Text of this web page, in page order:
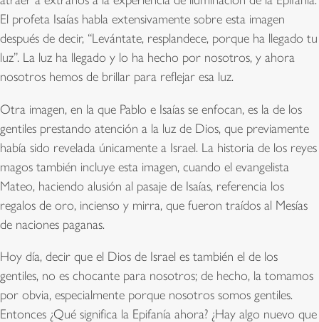
El profeta Isaías habla extensivamente sobre esta imagen
después de decir, “Levántate, resplandece, porque ha llegado tu
luz”. La luz ha llegado y lo ha hecho por nosotros, y ahora
nosotros hemos de brillar para reflejar esa luz.
Otra imagen, en la que Pablo e Isaías se enfocan, es la de los
gentiles prestando atención a la luz de Dios, que previamente
había sido revelada únicamente a Israel. La historia de los reyes
magos también incluye esta imagen, cuando el evangelista
Mateo, haciendo alusión al pasaje de Isaías, referencia los
regalos de oro, incienso y mirra, que fueron traídos al Mesías
de naciones paganas.
Hoy día, decir que el Dios de Israel es también el de los
gentiles, no es chocante para nosotros; de hecho, la tomamos
por obvia, especialmente porque nosotros somos gentiles.
Entonces ¿Qué significa la Epifanía ahora? ¿Hay algo nuevo que